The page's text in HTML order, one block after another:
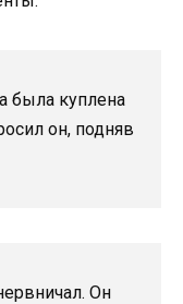
была куплена
он, подняв
Он